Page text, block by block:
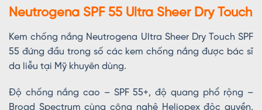
Neutrogena SPF 55 Ultra Sheer Dry Touch
Kem chống nắng Neutrogena Ultra Sheer Dry Touch SPF
55 đứng đầu trong số các kem chống nắng được bác sĩ
da liễu tại Mỹ khuyên dùng.
Độ chống nắng cao – SPF 55+, độ quang phổ rộng –
Broad Spectrum cùng công nghệ Heliopex độc quyền,